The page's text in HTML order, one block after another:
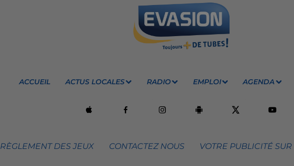
ACCUEIL ACTUS LOCALES RADIO EMPLOI AGENDA
RÈGLEMENT DES JEUX CONTACTEZ NOUS VOTRE PUBLICITÉ